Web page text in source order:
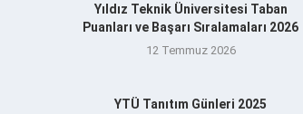
Yıldız Teknik Üniversitesi Taban
Puanları ve Başarı Sıralamaları 2026
12 Temmuz 2026
YTÜ Tanıtım Günleri 2025